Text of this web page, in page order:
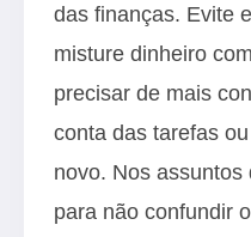
das finanças. Evite
misture dinheiro
precisar de mais
conta das tarefas
novo. Nos
para não confundir